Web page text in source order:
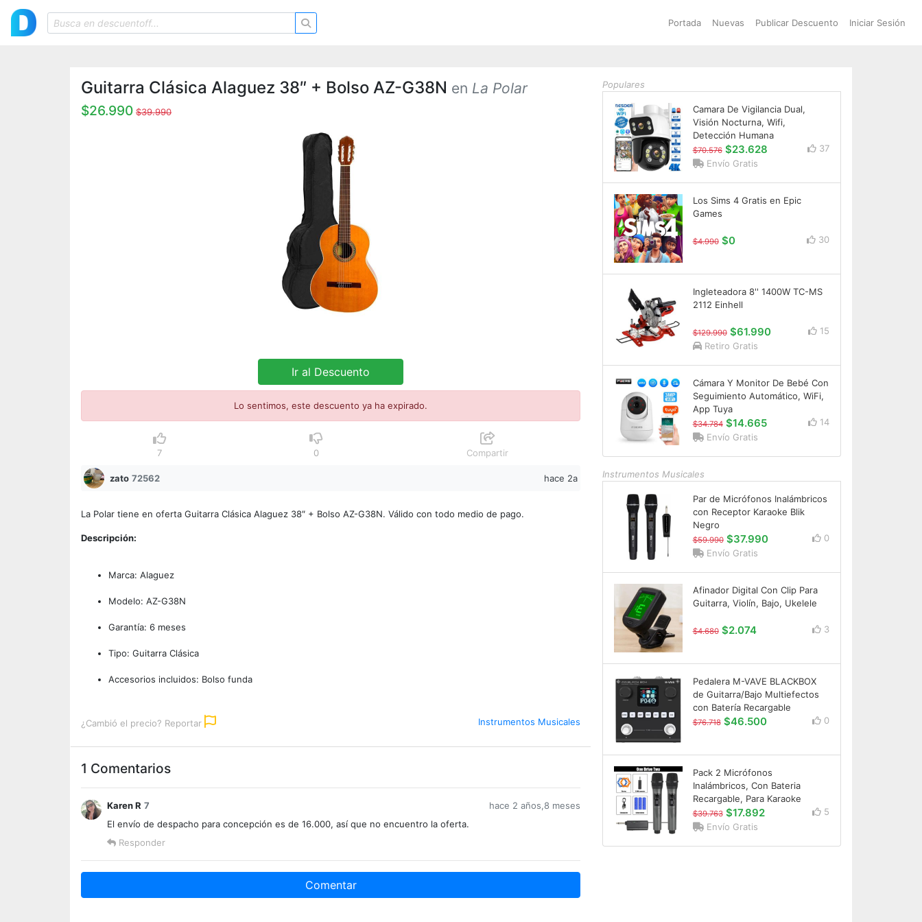
Portada Nuevas Publicar Descuento Iniciar Sesión
Guitarra Clásica Alaguez 38″ + Bolso AZ-G38N en La Polar
$26.990 $39.990
Ir al Descuento
Lo sentimos, este descuento ya ha expirado.
7 0 Compartir
zato 72562 hace 2a
La Polar tiene en oferta Guitarra Clásica Alaguez 38″ + Bolso AZ-G38N. Válido con todo medio de pago.
Descripción:
Marca: Alaguez
Modelo: AZ-G38N
Garantía: 6 meses
Tipo: Guitarra Clásica
Accesorios incluidos: Bolso funda
¿Cambió el precio? Reportar Instrumentos Musicales
1 Comentarios
Karen R 7
hace 2 años,8 meses
El envío de despacho para concepción es de 16.000, así que no encuentro la oferta.
Responder
Comentar
Populares
Camara De Vigilancia Dual,
Visión Nocturna, Wifi,
Detección Humana
$70.576 $23.628
37
Envío Gratis
Los Sims 4 Gratis en Epic
Games
$4.990 $0 30
Ingleteadora 8'' 1400W TC-MS
2112 Einhell
$129.990 $61.990
15
Retiro Gratis
Cámara Y Monitor De Bebé Con
Seguimiento Automático, WiFi,
App Tuya
$34.784 $14.665
14
Envío Gratis
Instrumentos Musicales
Par de Micrófonos Inalámbricos
con Receptor Karaoke Blik
Negro
$59.990 $37.990
0
Envío Gratis
Afinador Digital Con Clip Para
Guitarra, Violín, Bajo, Ukelele
$4.680 $2.074 3
Pedalera M-VAVE BLACKBOX
de Guitarra/Bajo Multiefectos
con Batería Recargable
$76.718 $46.500 0
Pack 2 Micrófonos
Inalámbricos, Con Bateria
Recargable, Para Karaoke
$39.763 $17.892
5
Envío Gratis